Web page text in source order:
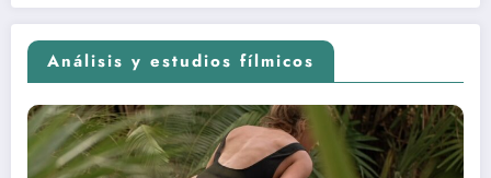
Análisis y estudios fílmicos